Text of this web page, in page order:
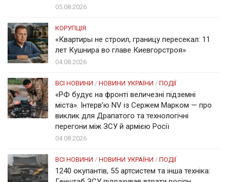
05.08.2026
КОРУПЦІЯ
«Квартиры не строил, границу пересекал: 11
лет Кушнира во главе Киевгорстроя»
04.08.2026
ВСІ НОВИНИ / НОВИНИ УКРАЇНИ / ПОДІЇ
«РФ будує на фронті величезні підземні
міста». Інтерв’ю NV із Сержем Марком — про
виклик для Драпатого та технологічні
перегони між ЗСУ й армією Росії
04.08.2026
ВСІ НОВИНИ / НОВИНИ УКРАЇНИ / ПОДІЇ
1240 окупантів, 55 артсистем та інша техніка: